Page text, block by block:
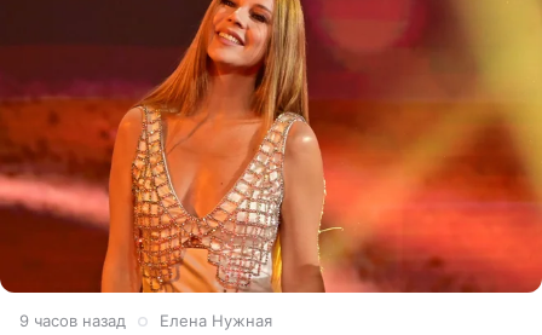
9 часов назад Елена Нужная